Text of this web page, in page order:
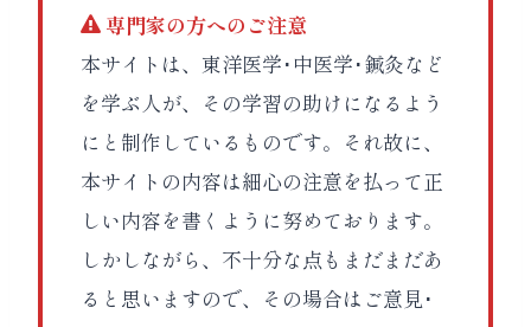
専門家の方へのご注意
本サイトは、東洋医学･中医学･鍼灸など
を学ぶ人が、その学習の助けになるよう
にと制作しているものです。それ故に、
本サイトの内容は細心の注意を払って正
しい内容を書くように努めております。
しかしながら、不十分な点もまだまだあ
ると思いますので、その場合はご意見･